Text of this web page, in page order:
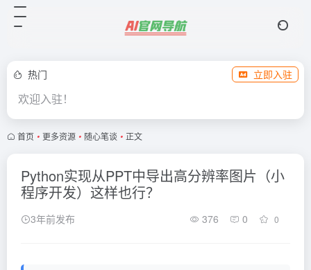
热门 立即入驻
欢迎入驻！
首页 • 更多资源 • 随心笔谈 • 正文
Python实现从PPT中导出高分辨率图片（小
程序开发）这样也行？
3年前发布 376 0 0